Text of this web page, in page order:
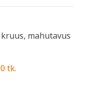
mahutavus
tk.